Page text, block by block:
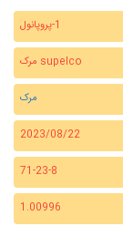
1-پروپانول
supelco مرک
مرک
2023/08/22
71-23-8
1.00996